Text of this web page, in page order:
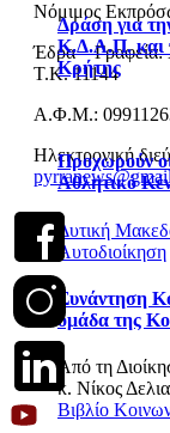
Δράση για
Κ.Δ.Α.Π. και
Κρήτης
Προχωρούν
Αθλητικό
Δυτική
Αυτοδιοίκηση
Συνάντηση
ομάδα της
Από τη
κ. Νίκος
Βιβλίο
Νόμιμος
Έδρα –
Τ.Κ. 11144
Α.Φ.Μ.:
Ηλεκτρονική